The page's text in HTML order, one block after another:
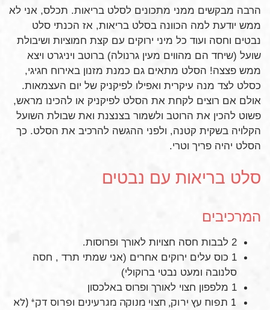
הרבה מבקשים ממני מתכונים לסלט בריאות. תכלס, אני לא
ממש יודעת למה הכוונה בסלט בריאות, אז הכנתי סלט
נבטים וחסה ועוד כל מיני ירוקים עם קצת חמוציות ושיבולת
שועל (שיחד הם מהווים מעין גרנולה) ברוטב ויניגרט ויצא
ממש פצצה! הסלט מתאים גם כמנת מזנון באירוח חגיגי,
כסלט לצד מנה עיקרית ואפילו לפיקניק של יום העצמאות.
אולם אם רוצים לקחת את הסלט לפיקניק או להכינו מראש,
פשוט להכין את הרוטב ולשמור בצנצנת ואת שבולת השועל
הקלויה בשקית קטנה, ולפני ההגשה להרכיב את הסלט. כך
הסלט יהיה פריך וטרי.
סלט בריאות עם נבטים
המרכיבים
2 לבבות חסה חצויות לאורך ופרוסות.
1 כוס עלים ירוקים אחרים (אני שמתי תרד , חסה
סלנובה ומעט נבטי ברוקולי)
1 מלפפון חצוי לאורך ופרוס באלכסון
1 תפוח עץ ירוק, חצוי מנוקה מגרעינים ופרוס דק* (לא